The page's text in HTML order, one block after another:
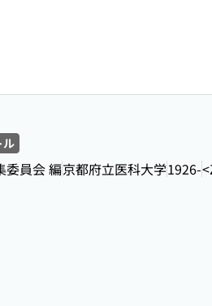
ル
委員会 編京都府立医科大学1926-